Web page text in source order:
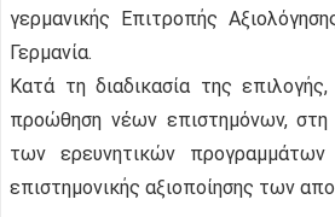
γερμανικής Επιτροπής
Γερμανία.
Κατά τη διαδικασία της
προώθηση νέων επιστημόνων, στη
των ερευνητικών
επιστημονικής αξιοποίησης των